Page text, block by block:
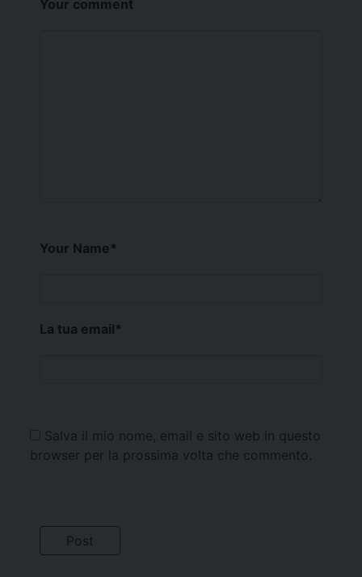
Your comment
Your Name*
La tua email*
Salva il mio nome, email e sito web in questo
browser per la prossima volta che commento.